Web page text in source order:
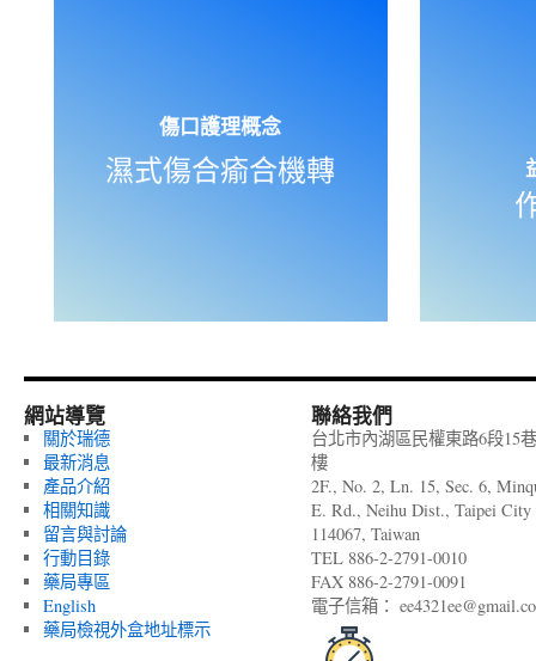
傷口護理概念
濕式傷合瘉合機轉
網站導覽
關於瑞德
最新消息
產品介紹
相關知識
留言與討論
行動目錄
藥局專區
English
藥局檢視外盒地址標示
聯絡我們
台北市內湖區民權東路6段15
樓
2F., No. 2, Ln. 15, Sec. 6,
E. Rd., Neihu Dist., Taipei City
114067, Taiwan
TEL 886-2-2791-0010
FAX 886-2-2791-0091
電子信箱：